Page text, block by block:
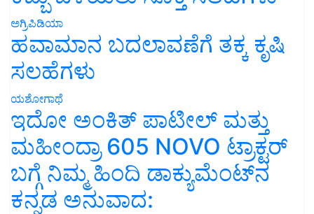
ಅಗ್ರಿಪಿಡಿಯಾ
ಹವಾಮಾನ ಬದಲಾವಣೆಗೆ ತಕ್ಕ ಕೃಷಿ
ಸಲಹೆಗಳು
ಯಶೋಗಾಥೆ
ಇದೋ ಅಂಕಿತ್ ಪಾಟೀಲ್ ಮತ್ತು
ಮಹೀಂದ್ರಾ 605 NOVO ಟ್ರಾಕ್ಟರ್
ಬಗ್ಗೆ ನಿಮ್ಮ ಹಿಂದಿ ಡಾಕ್ಯುಮೆಂಟ್‌ನ
ಕನ್ನಡ ಅನುವಾದ: